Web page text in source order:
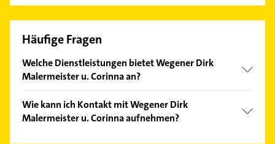
Häufige Fragen
Welche Dienstleistungen bietet Wegener Dirk
Malermeister u. Corinna an?
Malerbetriebe, edle Wisch- und Spachteltechniken
und Marmorierungen, Streichen Gartenhäuser,
Wie kann ich Kontakt mit Wegener Dirk
Malermeister u. Corinna aufnehmen?